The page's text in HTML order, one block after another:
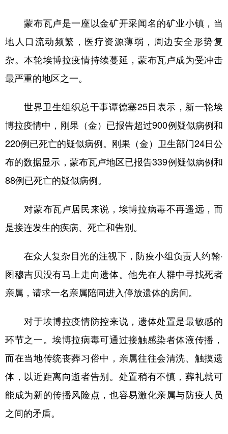
蒙布瓦卢是一座以金矿开采闻名的矿业小镇，当
地人口流动频繁，医疗资源薄弱，周边安全形势复
杂。本轮埃博拉疫情持续蔓延，蒙布瓦卢成为受冲击
最严重的地区之一。
世界卫生组织总干事谭德塞25日表示，新一轮埃
博拉疫情中，刚果（金）已报告超过900例疑似病例和
220例已死亡的疑似病例。刚果（金）卫生部门24日公
布的数据显示，蒙布瓦卢地区已报告339例疑似病例和
88例已死亡的疑似病例。
对蒙布瓦卢居民来说，埃博拉病毒不再遥远，而
是接连发生的疾病、死亡和告别。
在众人复杂目光的注视下，防疫小组负责人约翰·
图穆吉贝没有马上走向遗体。他先在人群中寻找死者
亲属，请求一名亲属陪同进入停放遗体的房间。
对于埃博拉疫情防控来说，遗体处置是最敏感的
环节之一。埃博拉病毒可通过接触感染者体液传播，
而在当地传统丧葬习俗中，亲属往往会清洗、触摸遗
体，以近距离向逝者告别。处置稍有不慎，葬礼就可
能成为新的传播风险点，也容易激化亲属与防疫人员
之间的矛盾。